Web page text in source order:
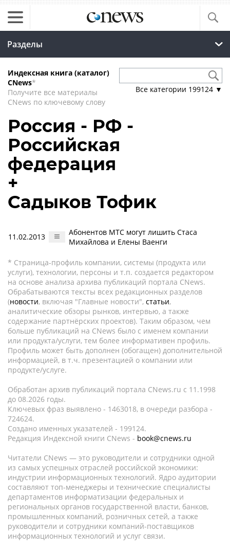
Разделы
Индексная книга (каталог)
CNews*
Получите все материалы
CNews по ключевому слову
Все категории 199124 ▼
Россия - РФ -
Российская
федерация
+
Садыков Тофик
11.02.2013
Абонентов МТС могут лишить Стаса
Михайлова и Елены Ваенги
* Страница-профиль компании, системы (продукта или
услуги), технологии, персоны и т.п. создается редактором
на основе анализа архива публикаций портала CNews.
Обрабатываются тексты всех редакционных разделов
(новости, включая "Главные новости", статьи,
аналитические обзоры рынков, интервью, а также
содержание партнёрских проектов). Таким образом, чем
больше публикаций на CNews было с именем компании
или продукта/услуги, тем более информативен профиль.
Профиль может быть дополнен (обогащен) дополнительной
информацией, в т.ч. презентацией о компании или
продукте/услуге.
Обработан архив публикаций портала CNews.ru c 11.1998
до 08.2026 годы.
Ключевых фраз выявлено - 1463018, в очереди разбора -
724624.
Создано именных указателей - 199124.
Редакция Индексной книги CNews - book@cnews.ru
Читатели CNews — это руководители и сотрудники одной
из самых успешных отраслей российской экономики:
индустрии информационных технологий. Ядро аудитории
составляют топ-менеджеры и технические специалисты
департаментов информатизации федеральных и
региональных органов государственной власти, банков,
промышленных компаний, розничных сетей, а также
руководители и сотрудники компаний-поставщиков
информационных технологий и услуг связи.